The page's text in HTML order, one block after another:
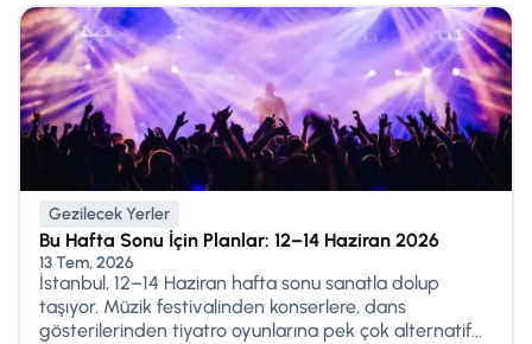
Gezilecek Yerler
Bu Hafta Sonu İçin Planlar: 12–14 Haziran 2026
13 Tem, 2026
İstanbul, 12–14 Haziran hafta sonu sanatla dolup
taşıyor. Müzik festivalinden konserlere, dans
gösterilerinden tiyatro oyunlarına pek çok alternatif...